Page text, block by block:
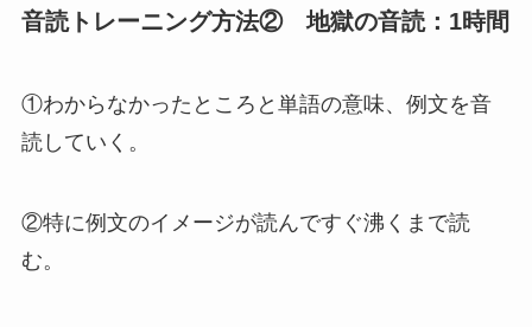
音読トレーニング方法② 地獄の音読：1時間
①わからなかったところと単語の意味、例文を音
読していく。
②特に例文のイメージが読んですぐ沸くまで読
む。